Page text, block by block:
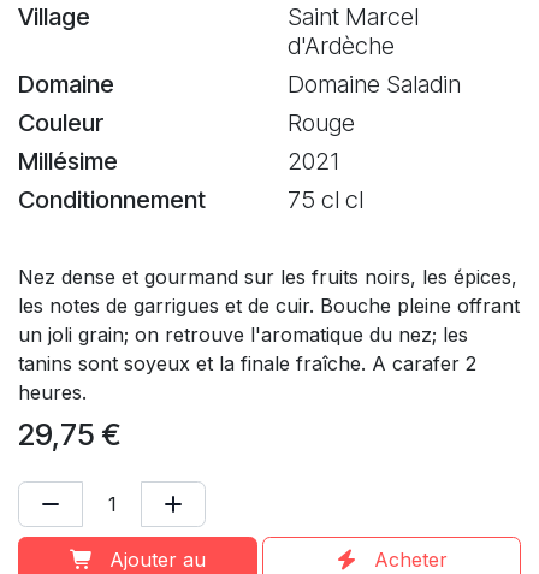
Village
Saint Marcel
d'Ardèche
Domaine
Domaine Saladin
Couleur
Rouge
Millésime
2021
Conditionnement
75 cl cl
Nez dense et gourmand sur les fruits noirs, les épices,
les notes de garrigues et de cuir. Bouche pleine offrant
un joli grain; on retrouve l'aromatique du nez; les
tanins sont soyeux et la finale fraîche. A carafer 2
heures.
29,75 €
Ajouter au
Acheter